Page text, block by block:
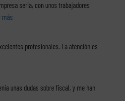
seria, con unos trabajadores
más
profesionales. La atención es
unas dudas sobre fiscal, y me han